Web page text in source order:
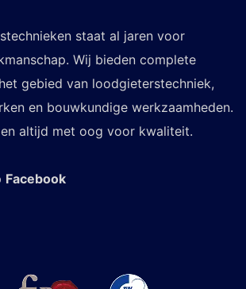
staat al jaren voor
Wij bieden complete
gebied van loodgieterstechniek,
en bouwkundige werkzaamheden.
altijd met oog voor kwaliteit.
Facebook